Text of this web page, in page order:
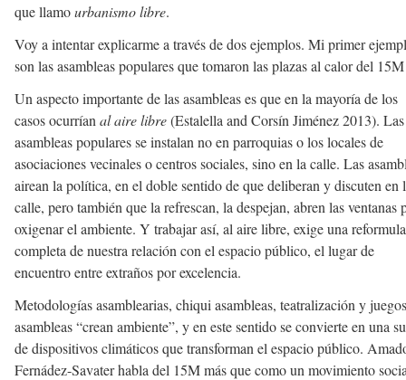
que llamourbanismo libre.
Voy a intentar explicarme a través de dos ejemplos. Mi primer
son las asambleas populares que tomaron las plazas al calor del 15M
Un aspecto importante de las asambleas es que en la mayoría de los
casos ocurrían al aire libre(Estalella and Corsín Jiménez 2013). Las
asambleas populares se instalan no en parroquias o los locales de
asociaciones vecinales o centros sociales, sino en la calle. Las
airean la política, en el doble sentido de que deliberan y discuten en
calle, pero también que la refrescan, la despejan, abren las ventanas
oxigenar el ambiente. Y trabajar así, al aire libre, exige una
completa de nuestra relación con el espacio público, el lugar de
encuentro entre extraños por excelencia.
Metodologías asamblearias, chiqui asambleas, teatralización y
asambleas “crean ambiente”, y en este sentido se convierte en una
de dispositivos climáticos que transforman el espacio público.
Fernádez-Savater habla del 15M más que como un movimiento